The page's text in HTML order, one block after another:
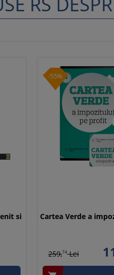
si
-55%
Cartea Verde a
259,74Lei